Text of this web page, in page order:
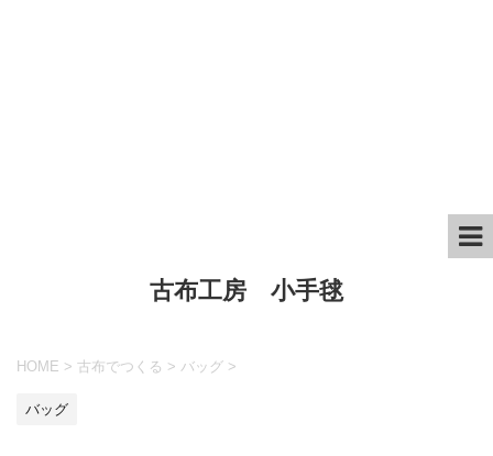
古布工房 小手毬
HOME > 古布でつくる > バッグ >
バッグ